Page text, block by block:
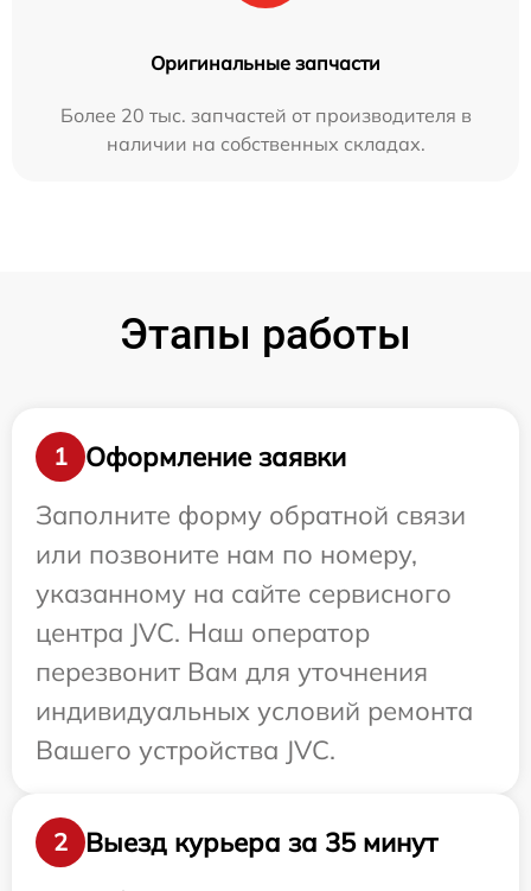
Оригинальные запчасти
Более 20 тыс. запчастей от производителя в
наличии на собственных складах.
Этапы работы
1
Оформление заявки
Заполните форму обратной связи
или позвоните нам по номеру,
указанному на сайте сервисного
центра JVC. Наш оператор
перезвонит Вам для уточнения
индивидуальных условий ремонта
Вашего устройства JVC.
2
Выезд курьера за 35 минут